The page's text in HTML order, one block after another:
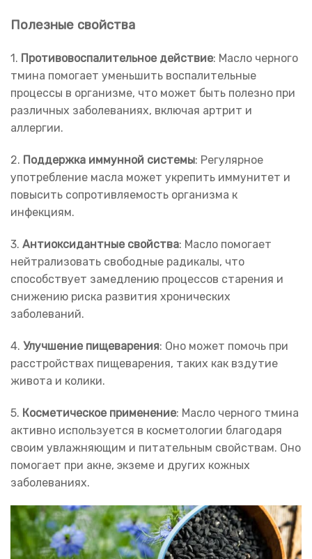
Полезные свойства
1. Противовоспалительное действие: Масло черного
тмина помогает уменьшить воспалительные
процессы в организме, что может быть полезно при
различных заболеваниях, включая артрит и
аллергии.
2. Поддержка иммунной системы: Регулярное
употребление масла может укрепить иммунитет и
повысить сопротивляемость организма к
инфекциям.
3. Антиоксидантные свойства: Масло помогает
нейтрализовать свободные радикалы, что
способствует замедлению процессов старения и
снижению риска развития хронических
заболеваний.
4. Улучшение пищеварения: Оно может помочь при
расстройствах пищеварения, таких как вздутие
живота и колики.
5. Косметическое применение: Масло черного тмина
активно используется в косметологии благодаря
своим увлажняющим и питательным свойствам. Оно
помогает при акне, экземе и других кожных
заболеваниях.